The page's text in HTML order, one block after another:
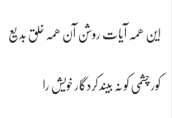
این ھمہ آیات روشن آن ھمہ خلق بدیع
کور چشمی کو نہ بیند کردگار خویش را